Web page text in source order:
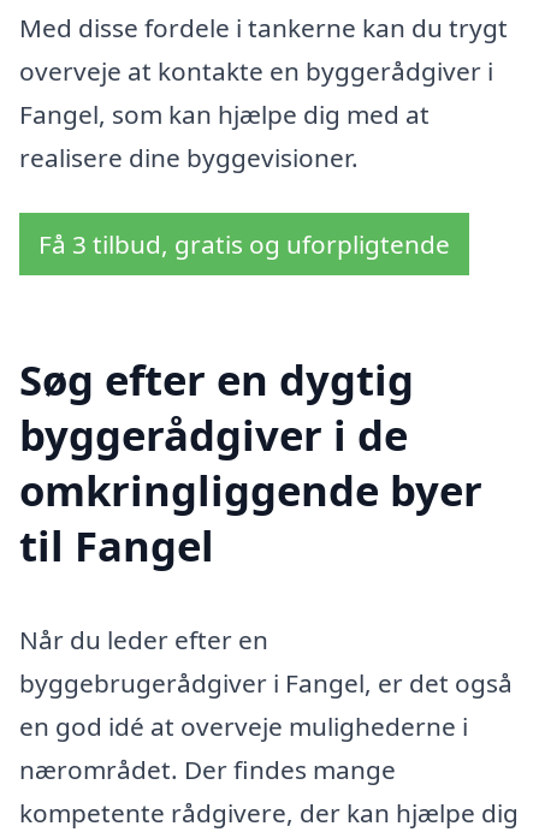
Med disse fordele i tankerne kan du trygt
overveje at kontakte en byggerådgiver i
Fangel, som kan hjælpe dig med at
realisere dine byggevisioner.
Få 3 tilbud, gratis og uforpligtende
Søg efter en dygtig
byggerådgiver i de
omkringliggende byer
til Fangel
Når du leder efter en
byggebrugerådgiver i Fangel, er det også
en god idé at overveje mulighederne i
nærområdet. Der findes mange
kompetente rådgivere, der kan hjælpe dig